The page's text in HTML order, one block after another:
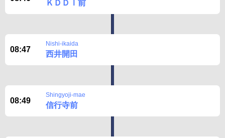
ＫＤＤＩ前
08:47
Nishi-ikaida
西井開田
08:49
Shingyoji-mae
信行寺前